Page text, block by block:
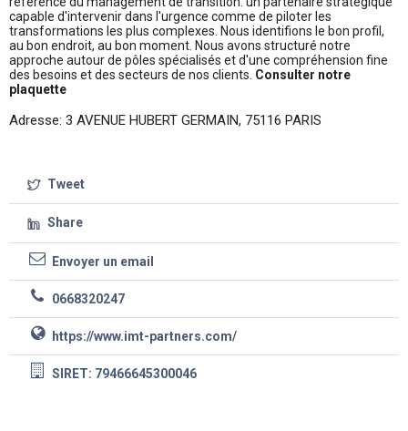
capable d'intervenir dans l'urgence comme de piloter les
transformations les plus complexes. Nous identifions le bon profil,
au bon endroit, au bon moment. Nous avons structuré notre
approche autour de pôles spécialisés et d'une compréhension fine
des besoins et des secteurs de nos clients. Consulter notre
plaquette
Adresse: 3 AVENUE HUBERT GERMAIN, 75116 PARIS
Tweet
Share
Envoyer un email
0668320247
https://www.imt-partners.com/
SIRET: 79466645300046